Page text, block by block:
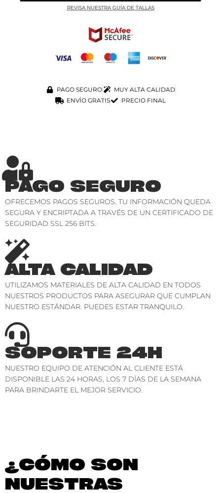
REVISA NUESTRA GUÍA DE TALLAS
PAGO SEGURO
MUY ALTA CALIDAD
ENVÍO GRATIS
PRECIO FINAL
PAGO SEGURO
OFRECEMOS PAGOS SEGUROS. TU INFORMACIÓN QUEDA
SEGURA Y ENCRIPTADA A TRAVÉS DE UN CERTIFICADO DE
SEGURIDAD SSL 256 BITS.
ALTA CALIDAD
UTILIZAMOS MATERIALES DE ALTA CALIDAD EN TODOS
NUESTROS PRODUCTOS PARA ASEGURAR QUE CUMPLAN
NUESTRO ESTÁNDAR. PUEDES ESTAR TRANQUILO.
SOPORTE 24H
NUESTRO EQUIPO DE ATENCIÓN AL CLIENTE ESTÁ
DISPONIBLE LAS 24 HORAS, LOS 7 DÍAS DE LA SEMANA
PARA BRINDARTE EL MEJOR SERVICIO.
¿CÓMO SON
NUESTRAS